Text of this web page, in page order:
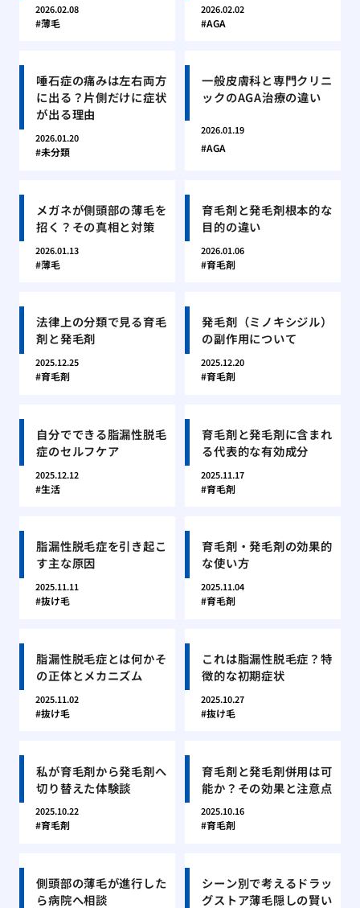
2026.02.08
薄毛
2026.02.02
AGA
唾石症の痛みは左右両方
に出る？片側だけに症状
が出る理由
2026.01.20
未分類
一般皮膚科と専門クリニ
ックのAGA治療の違い
2026.01.19
AGA
メガネが側頭部の薄毛を
招く？その真相と対策
2026.01.13
薄毛
育毛剤と発毛剤根本的な
目的の違い
2026.01.06
育毛剤
法律上の分類で見る育毛
剤と発毛剤
2025.12.25
育毛剤
発毛剤（ミノキシジル）
の副作用について
2025.12.20
育毛剤
自分でできる脂漏性脱毛
症のセルフケア
2025.12.12
生活
育毛剤と発毛剤に含まれ
る代表的な有効成分
2025.11.17
育毛剤
脂漏性脱毛症を引き起こ
す主な原因
2025.11.11
抜け毛
育毛剤・発毛剤の効果的
な使い方
2025.11.04
育毛剤
脂漏性脱毛症とは何かそ
の正体とメカニズム
2025.11.02
抜け毛
これは脂漏性脱毛症？特
徴的な初期症状
2025.10.27
抜け毛
私が育毛剤から発毛剤へ
切り替えた体験談
2025.10.22
育毛剤
育毛剤と発毛剤併用は可
能か？その効果と注意点
2025.10.16
育毛剤
側頭部の薄毛が進行した
ら病院へ相談
シーン別で考えるドラッ
グストア薄毛隠しの賢い